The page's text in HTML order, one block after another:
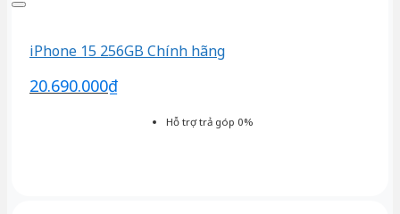
Hỗ trợ trả góp 0%
iPhone 15 256GB Chính hãng
20.690.000₫